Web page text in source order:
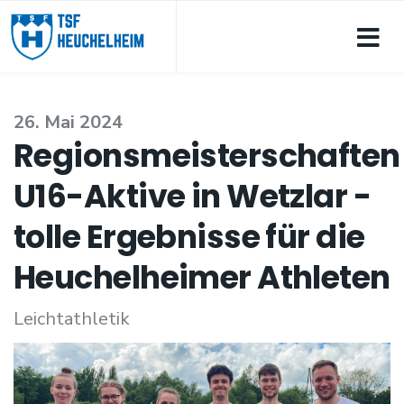
Regionsmeisterschaften
U16-Aktive in Wetzlar -
tolle Ergebnisse für die
Heuchelheimer Athleten
Leichtathletik
26. Mai 2024